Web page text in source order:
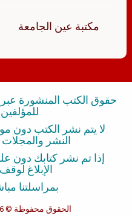
‏مكتبة عين الجامعة‏
حقوق الكتب المنشورة
لا يتم نشر الكتب دون
النشر والمجلات
إذا تم نشر كتابك دون
الإبلاغ
بمراسلتنا
الحقوق محفوظة © 2026 مكتبة عين الجامعة